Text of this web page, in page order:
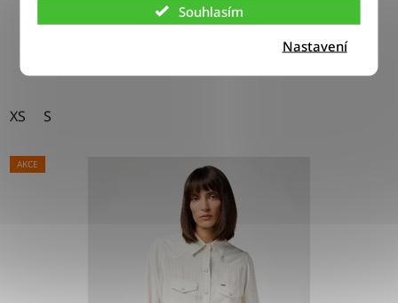
Souhlasím
Nastavení
XS S
AKCE